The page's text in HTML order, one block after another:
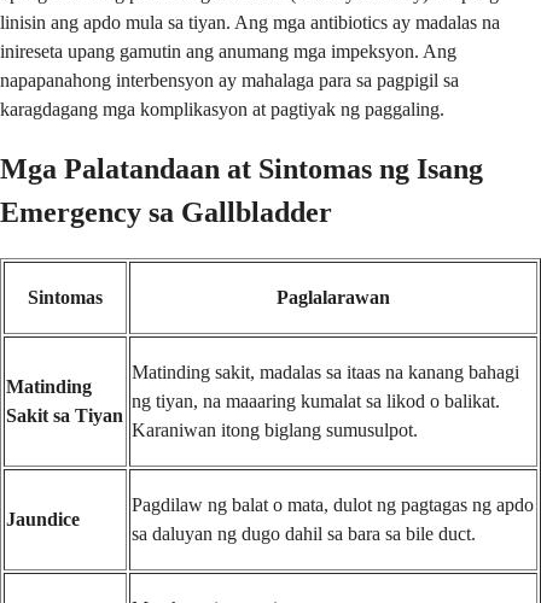
linisin ang apdo mula sa tiyan. Ang mga antibiotics ay madalas na
inireseta upang gamutin ang anumang mga impeksyon. Ang
napapanahong interbensyon ay mahalaga para sa pagpigil sa
karagdagang mga komplikasyon at pagtiyak ng paggaling.
Mga Palatandaan at Sintomas ng Isang
Emergency sa Gallbladder
Sintomas Paglalarawan
Matinding
Sakit sa Tiyan
Matinding sakit, madalas sa itaas na kanang bahagi
ng tiyan, na maaaring kumalat sa likod o balikat.
Karaniwan itong biglang sumusulpot.
Jaundice
Pagdilaw ng balat o mata, dulot ng pagtagas ng apdo
sa daluyan ng dugo dahil sa bara sa bile duct.